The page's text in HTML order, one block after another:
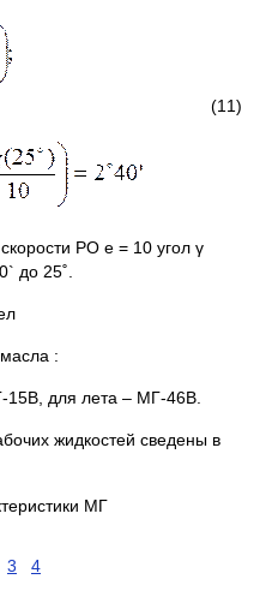
(11)
РО е = 10 угол γ
до 25˚.
:
15В, для лета – МГ-46В.
жидкостей сведены в
МГ
3 4